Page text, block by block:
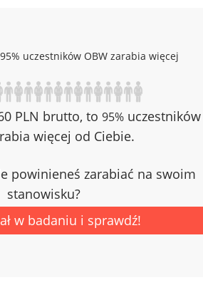
95% uczestników OBW zarabia więcej
PLN brutto, to 95% uczestników
więcej od Ciebie.
powinieneś zarabiać na swoim
stanowisku?
w badaniu i sprawdź!